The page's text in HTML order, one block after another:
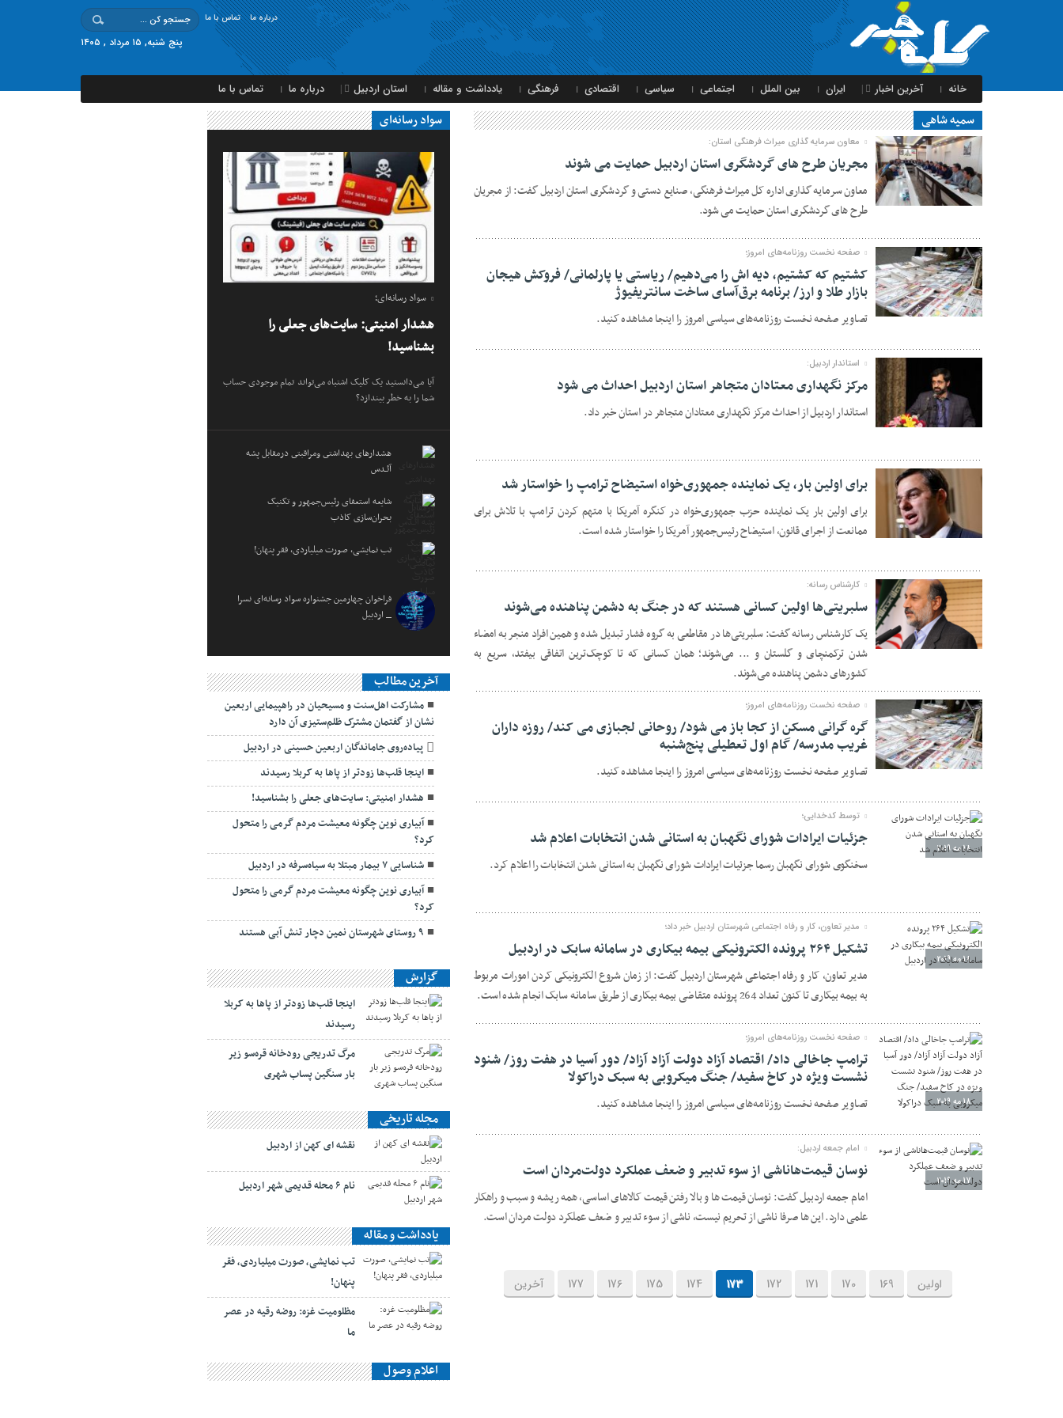
تماس با ما درباره ما
پنج شنبه, ۱۵ مرداد , ۱۴۰۵
خانه آخرین اخبار ایران بین الملل اجتماعی سیاسی اقتصادی فرهنگی یادداشت و مقاله استان اردبیل درباره ما تماس با ما
سمیه شاهی
20 مه 2019
معاون سرمایه گذاری میراث فرهنگی استان:
مجریان طرح های گردشگری استان اردبیل حمایت می شوند
معاون سرمایه گذاری اداره کل میراث فرهنگی، صنایع دستی و گردشگری استان اردبیل گفت: از مجریان
طرح های گردشگری استان حمایت می شود.
20 مه 2019
صفحه نخست روزنامه‌های امروز؛
کشتیم که کشتیم، دیه اش را می‌دهیم/ ریاستی یا پارلمانی/ فروکش هیجان
بازار طلا و ارز/ برنامه برق‌آسای ساخت سانتریفیوژ
تصاویر صفحه نخست روزنامه‌های سیاسی امروز را اینجا مشاهده کنید.
19 مه 2019
استاندار اردبیل:
مرکز نگهداری معتادان متجاهر استان اردبیل احداث می شود
استاندار اردبیل از احداث مرکز نگهداری معتادان متجاهر در استان خبر داد.
19 مه 2019
برای اولین بار، یک نماینده جمهوری‌خواه استیضاح ترامپ را خواستار شد
برای اولین بار یک نماینده حزب جمهوری‌خواه در کنگره آمریکا با متهم کردن ترامپ با تلاش برای
ممانعت از اجرای قانون، استیضاح رئیس‌جمهور آمریکا را خواستار شده است.
کارشناس رسانه:
سلبریتی‌ها اولین کسانی هستند که در جنگ به دشمن پناهنده می‌شوند
یک کارشناس رسانه گفت: سلبریتی‌ها در مقاطعی به گروه فشار تبدیل شده و همین افراد منجر به امضاء
شدن ترکمنچای و گلستان و ... می‌شوند؛ همان کسانی که تا کوچک‌ترین اتفاقی بیفتد، سریع به
کشورهای دشمن پناهنده می‌شوند.
19 مه 2019
صفحه نخست روزنامه‌های امروز؛
گره گرانی مسکن از کجا باز می شود/ روحانی لجبازی می کند/ روزه داران
غریب مدرسه/ گام اول تعطیلی پنج‌شنبه
تصاویر صفحه نخست روزنامه‌های سیاسی امروز را اینجا مشاهده کنید.
18 مه 2019
توسط کدخدایی؛
جزئیات ایرادات شورای نگهبان به استانی شدن انتخابات اعلام شد
سخنگوی شورای نگهبان رسما جزئیات ایرادات شورای نگهبان به استانی شدن انتخابات را اعلام کرد.
18 مه 2019
مدیر تعاون، کار و رفاه اجتماعی شهرستان اردبیل خبر داد؛
تشکیل ۲۶۴ پرونده الکترونیکی بیمه بیکاری در سامانه سابک در اردبیل
مدیر تعاون، کار و رفاه اجتماعی شهرستان اردبیل گفت: از زمان شروع الکترونیکی کردن امورات مربوط
به بیمه بیکاری تا کنون تعداد 264 پرونده متقاضی بیمه بیکاری از طریق سامانه سابک انجام شده است.
18 مه 2019
صفحه نخست روزنامه‌های امروز؛
ترامپ جاخالی داد/ اقتصاد آزاد دولت آزاد آزاد/ دور آسیا در هفت روز/ شنود
نشست ویژه در کاخ سفید/ جنگ میکروبی به سبک دراکولا
تصاویر صفحه نخست روزنامه‌های سیاسی امروز را اینجا مشاهده کنید.
17 مه 2019
امام جمعه اردبیل:
نوسان قیمت‌هاناشی از سوء تدبیر و ضعف عملکرد دولت‌مردان است
امام جمعه اردبیل گفت: نوسان قیمت ها و بالا رفتن قیمت کالاهای اساسی، همه ریشه و سبب و راهکار
علمی دارد. این ها صرفا ناشی از تحریم نیست، ناشی از سوء تدبیر و ضعف عملکرد دولت مردان است.
اولین 169
170
171
172
173
174
175
176
177 آخرین
سواد رسانه‌ای
سواد رسانه‌ای؛
هشدار امنیتی: سایت‌های جعلی را
بشناسید!
آیا می‌دانستید یک کلیک اشتباه می‌تواند تمام موجودی حساب
شما را به خطر بیندازد؟
هشدارهاى بهداشتى ومراقبتى درمقابل پشه
آئـدس
شایعه استعفای رئیس‌جمهور و تکنیک
بحران‌سازی کاذب
تب نمایشی، صورت میلیاردی، فقر پنهان!
فراخوان چهارمین جشنواره سواد رسانه‌ای نسرا
_ اردبیل
آخرین مطالب
مشارکت اهل‌سنت و مسیحیان در راهپیمایی اربعین
نشان از گفتمان مشترک ظلم‌ستیزی آن دارد
پیاده‌روی جاماندگان اربعین حسینی در اردبیل
اینجا قلب‌ها زودتر از پاها به کربلا رسیدند
هشدار امنیتی: سایت‌های جعلی را بشناسید!
آبیاری نوین چگونه معیشت مردم گرمی را متحول
کرد؟
شناسایی ۷ بیمار مبتلا به سیاه‌سرفه در اردبیل
آبیاری نوین چگونه معیشت مردم گرمی را متحول
کرد؟
۹ روستای شهرستان نمین دچار تنش آبی هستند
گزارش
اینجا قلب‌ها زودتر از پاها به کربلا
رسیدند
مرگ تدریجی رودخانه قره‌سو زیر
بار سنگین پساب شهری
مجله تاریخی
نقشه ای کهن از اردبیل
نام ۶ محله قدیمی شهر اردبیل
یادداشت و مقاله
تب نمایشی، صورت میلیاردی، فقر
پنهان!
مظلومیت غزه: روضه رقیه در عصر
ما
اعلام وصول